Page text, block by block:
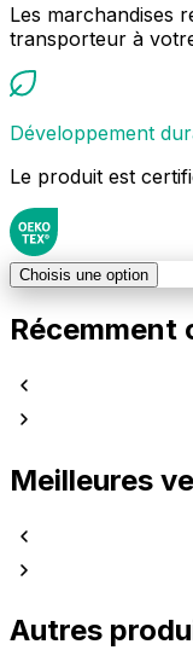
Les marchandises
transporteur à
Développement
Le produit est
Choisis une option
Récemment
Meilleures
Autres